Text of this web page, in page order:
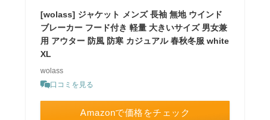
[wolass] ジャケット メンズ 長袖 無地 ウインド
ブレーカー フード付き 軽量 大きいサイズ 男女兼
用 アウター 防風 防寒 カジュアル 春秋冬服 white
XL
wolass
口コミを見る
Amazonで価格をチェック